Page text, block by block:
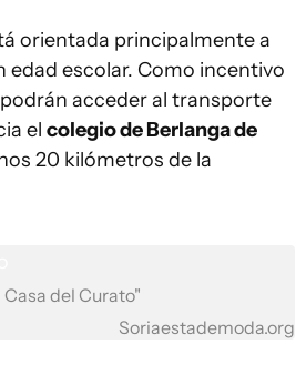
orientada principalmente a
edad escolar. Como incentivo
acceder al transporte
el colegio de Berlanga de
20 kilómetros de la
del Curato"
Soriaestademoda.org